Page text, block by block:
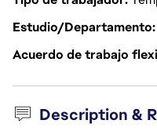
Estudio/Departamento
Acuerdo de trabajo
Description &